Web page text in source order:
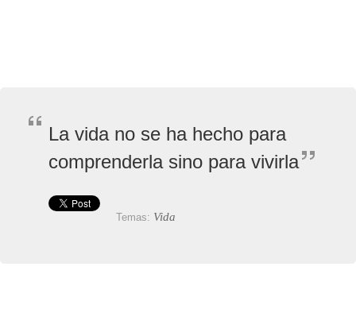
La vida no se ha hecho para
comprenderla sino para vivirla
Temas: Vida